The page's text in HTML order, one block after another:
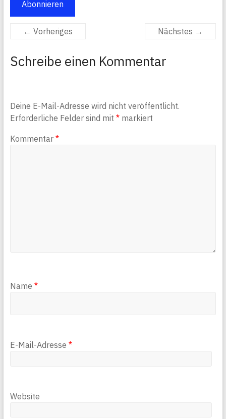
Abonnieren
← Vorheriges Nächstes →
Schreibe einen Kommentar
Deine E-Mail-Adresse wird nicht veröffentlicht.
Erforderliche Felder sind mit *markiert
Kommentar *
Name *
E-Mail-Adresse *
Website